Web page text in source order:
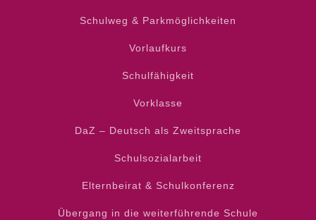
Schulweg & Parkmöglichkeiten
Vorlaufkurs
Schulfähigkeit
Vorklasse
DaZ – Deutsch als Zweitsprache
Schulsozialarbeit
Elternbeirat & Schulkonferenz
Übergang in die weiterführende Schule